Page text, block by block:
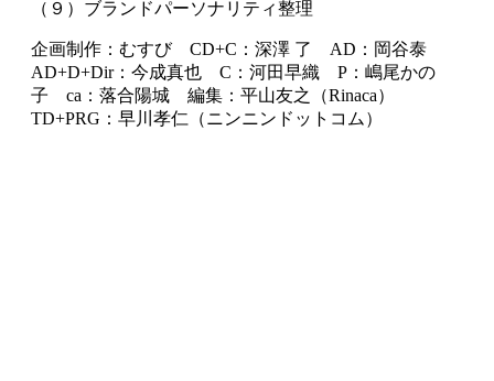
（９）ブランドパーソナリティ整理
企画制作：むすび CD+C：深澤 了 AD：岡谷泰
AD+D+Dir：今成真也 C：河田早織 P：嶋尾かの
子 ca：落合陽城 編集：平山友之（Rinaca）
TD+PRG：早川孝仁（ニンニンドットコム）